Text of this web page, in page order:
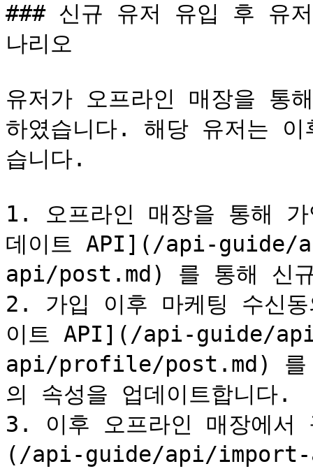
### 신규 유저 유입 후 유
나리오
유저가 오프라인 매장을 통
하였습니다. 해당 유저는
습니다.
1. 오프라인 매장을 통해
데이트 API](/api-
api/post.md) 를 통해 신규
2. 가입 이후 마케팅 수신
이트 API](/api-guide/
api/profile/post.md) 를
의 속성을 업데이트합니다.
3. 이후 오프라인 매장에
(/api-guide/api/import-